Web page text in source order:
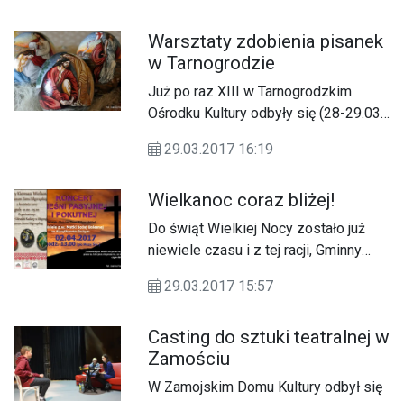
Warsztaty zdobienia pisanek
w Tarnogrodzie
Już po raz XIII w Tarnogrodzkim
Ośrodku Kultury odbyły się (28-29.03)
Pisanek.
29.03.2017 16:19
Wielkanoc coraz bliżej!
Do świąt Wielkiej Nocy zostało już
niewiele czasu i z tej racji, Gminny
najbliższą niedzielę, 2 kwietnia, dwa
29.03.2017 15:57
Casting do sztuki teatralnej w
Zamościu
W Zamojskim Domu Kultury odbył się